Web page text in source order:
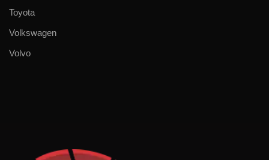
Toyota
Volkswagen
Volvo